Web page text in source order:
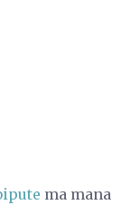
ma mana